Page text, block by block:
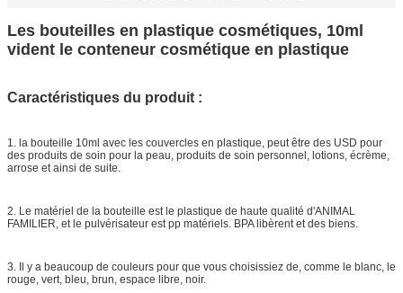
Les bouteilles en plastique cosmétiques, 10ml
vident le conteneur cosmétique en plastique
Caractéristiques du produit :
1. la bouteille 10ml avec les couvercles en plastique, peut être des USD pour
des produits de soin pour la peau, produits de soin personnel, lotions, écrème,
arrose et ainsi de suite.
2. Le matériel de la bouteille est le plastique de haute qualité d'ANIMAL
FAMILIER, et le pulvérisateur est pp matériels. BPA libèrent et des biens.
3. Il y a beaucoup de couleurs pour que vous choisissiez de, comme le blanc, le
rouge, vert, bleu, brun, espace libre, noir.